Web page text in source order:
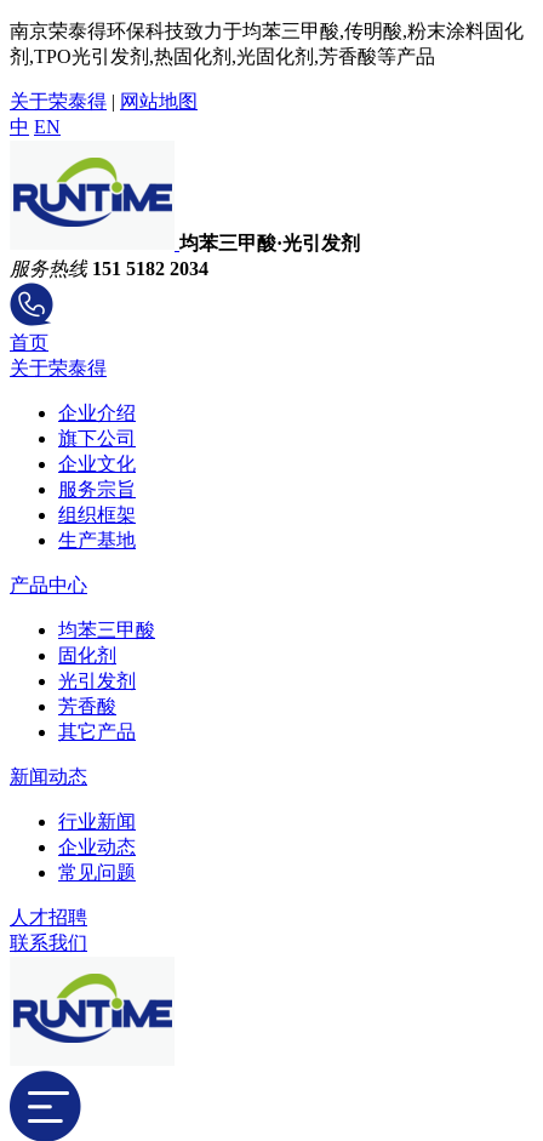
南京荣泰得环保科技致力于均苯三甲酸,传明酸,粉末涂料固化
剂,TPO光引发剂,热固化剂,光固化剂,芳香酸等产品
关于荣泰得 | 网站地图
中 EN
均苯三甲酸·光引发剂
服务热线 151 5182 2034
首页
关于荣泰得
企业介绍
旗下公司
企业文化
服务宗旨
组织框架
生产基地
产品中心
均苯三甲酸
固化剂
光引发剂
芳香酸
其它产品
新闻动态
行业新闻
企业动态
常见问题
人才招聘
联系我们